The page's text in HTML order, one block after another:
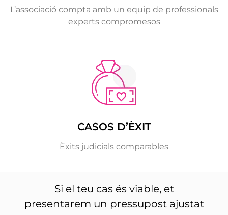
L’associació compta amb un equip de professionals
experts compromesos
CASOS D’ÈXIT
Èxits judicials comparables
Si el teu cas és viable, et
presentarem un pressupost ajustat